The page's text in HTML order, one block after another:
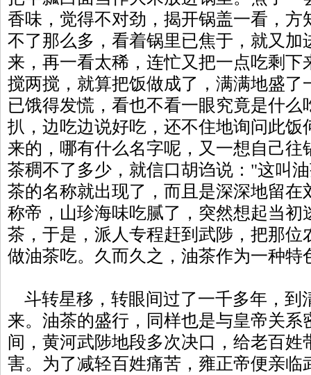
香味，觉得不对劲，揭开锅盖一看，方
不了那么多，看着锅里已焦于，就又加
来，再一看太稀，连忙又把一点吃剩下
搅两搅，就算把饭做成了，满满地盛了
已饿得发慌，看也不看一眼究竟是什么
扒，边吃边说好吃，还不住地询问此饭
来的，哪有什么名字呢，又一想自己往
茶稠不了多少，就信口胡诌说："这叫
茶的名称就出现了，而且是深深地留在
称帝，山珍海味吃腻了，突然想起当初
茶，于是，派人专程赶到武陟，把那位
做油茶吃。久而久之，油茶作为一种
斗转星移，转眼间过了一千多年，到
来。油茶的盛行，同样也是与皇帝关系
间，黄河武陟地段多次决口，给老百姓
害。为了减轻百姓痛苦，雍正帝便亲临